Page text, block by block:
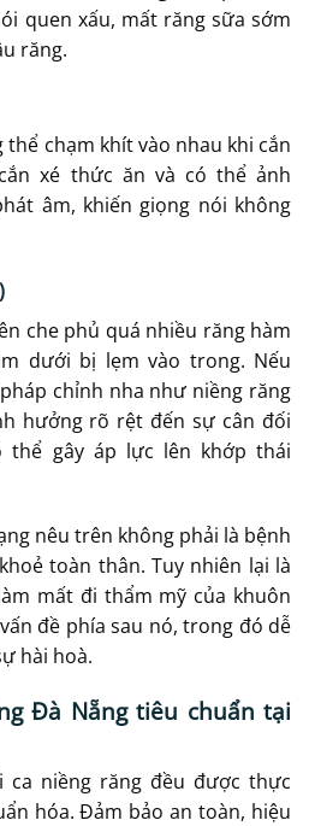
quen xấu, mất răng sữa sớm
răng.
thể chạm khít vào nhau khi cắn
xé thức ăn và có thể ảnh
âm, khiến giọng nói không
che phủ quá nhiều răng hàm
dưới bị lẹm vào trong. Nếu
chỉnh nha như niềng răng
hưởng rõ rệt đến sự cân đối
thể gây áp lực lên khớp thái
nêu trên không phải là bệnh
toàn thân. Tuy nhiên lại là
mất đi thẩm mỹ của khuôn
đề phía sau nó, trong đó dễ
hài hoà.
Đà Nẵng tiêu chuẩn tại
ca niềng răng đều được thực
hóa. Đảm bảo an toàn, hiệu